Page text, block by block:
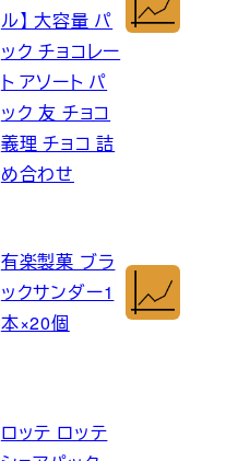
ル】 大容量 パ
ック チョコレー
ト アソート パ
ック 友 チョコ
義理 チョコ 詰
め合わせ
有楽製菓 ブラ
ックサンダー1
本×20個
ロッテ ロッテ